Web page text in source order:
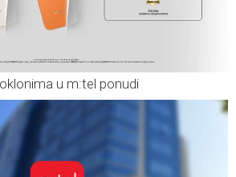
u m:tel ponudi